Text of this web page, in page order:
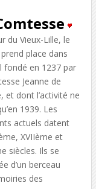
du Vieux-Lille, le
place dans
fondé en 1237 par
Jeanne de
et dont l’activité ne
1939. Les
actuels datent
XVIIème et
siècles. Ils se
d’un berceau
des